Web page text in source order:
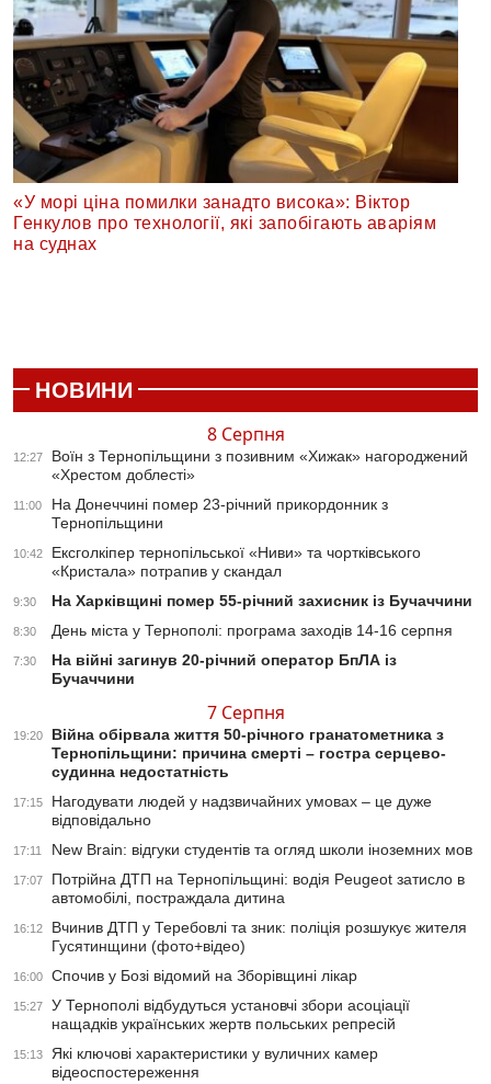
«У морі ціна помилки занадто висока»: Віктор
Генкулов про технології, які запобігають аваріям
на суднах
НОВИНИ
8 Серпня
12:27
Воїн з Тернопільщини з позивним «Хижак» нагороджений
«Хрестом доблесті»
11:00
На Донеччині помер 23-річний прикордонник з
Тернопільщини
10:42
Ексголкіпер тернопільської «Ниви» та чортківського
«Кристала» потрапив у скандал
9:30 На Харківщині помер 55-річний захисник із Бучаччини
8:30 День міста у Тернополі: програма заходів 14-16 серпня
7:30
На війні загинув 20-річний оператор БпЛА із
Бучаччини
7 Серпня
19:20
Війна обірвала життя 50-річного гранатометника з
Тернопільщини: причина смерті – гостра серцево-
судинна недостатність
17:15
Нагодувати людей у надзвичайних умовах – це дуже
відповідально
17:11 New Brain: відгуки студентів та огляд школи іноземних мов
17:07
Потрійна ДТП на Тернопільщині: водія Peugeot затисло в
автомобілі, постраждала дитина
16:12
Вчинив ДТП у Теребовлі та зник: поліція розшукує жителя
Гусятинщини (фото+відео)
16:00 Спочив у Бозі відомий на Зборівщині лікар
15:27
У Тернополі відбудуться установчі збори асоціації
нащадків українських жертв польських репресій
15:13
Які ключові характеристики у вуличних камер
відеоспостереження